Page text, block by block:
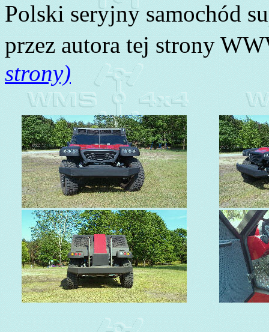
Polski seryjny samochód
przez autora tej strony
strony)